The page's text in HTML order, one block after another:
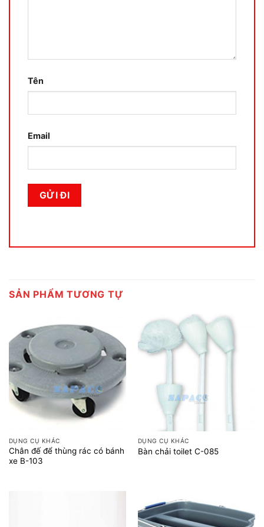
Tên
Email
SẢN PHẨM TƯƠNG TỰ
DỤNG CỤ KHÁC
Chân đế để thùng rác có bánh
xe B-103
DỤNG CỤ KHÁC
Bàn chải toilet C-085